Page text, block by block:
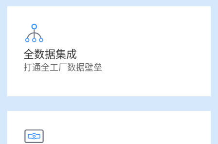
全数据集成
打通全工厂数据壁垒